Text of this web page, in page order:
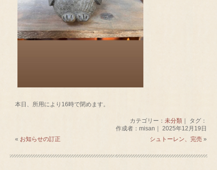
本日、所用により16時で閉めます。
カテゴリー： 未分類｜ タグ：
作成者：misan｜ 2025年12月19日
« お知らせの訂正 シュトーレン、完売»